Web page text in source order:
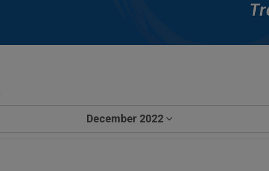
December 2022